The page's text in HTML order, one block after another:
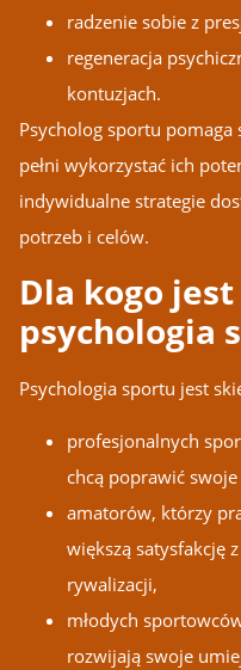
radzenie sobie z
regeneracja
kontuzjach.
Psycholog sportu
pełni wykorzystać ich
indywidualne strategie
potrzeb i celów.
Dla kogo jest
psychologia
Psychologia sportu jest
profesjonalnych
chcą poprawić
amatorów, którzy
większą satysfakcję
rywalizacji,
młodych
rozwijają swoje